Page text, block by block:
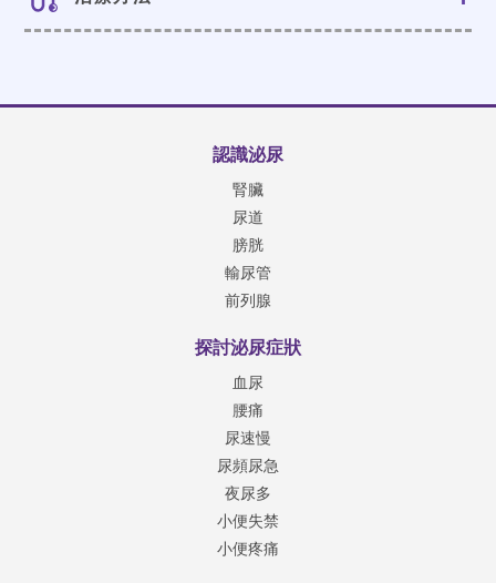
的根本原因。
您的醫生可能會進行身體檢查，包括腹部和直腸指
-與醫生討論後，在知情的男性患者中進行前列腺特
異性抗原（PSA）血液檢查
-進行尿流速檢查，這是一項無創評估以尋找測量流
-在選定的合適情況下，進行尿動力學檢查，一項基
於導管的有創性測試，可測量膀胱感覺和收縮力
認識泌尿
腎臟
尿道
膀胱
輸尿管
前列腺
探討泌尿症狀
血尿
腰痛
尿速慢
尿頻尿急
夜尿多
小便失禁
小便疼痛